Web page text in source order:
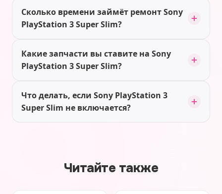
Сколько времени займёт ремонт Sony
PlayStation 3 Super Slim?
Какие запчасти вы ставите на Sony
PlayStation 3 Super Slim?
Что делать, если Sony PlayStation 3
Super Slim не включается?
Читайте также